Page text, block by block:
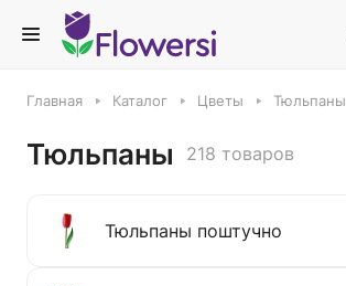
Главная Каталог Цветы Тюльпаны
Тюльпаны 218 товаров
Тюльпаны поштучно